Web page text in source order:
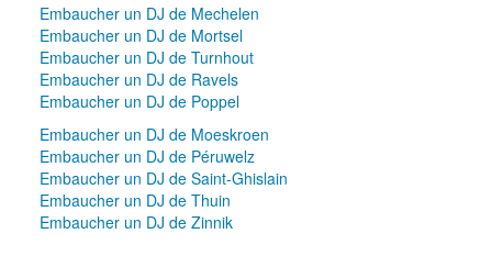
Embaucher un DJ de Mechelen
Embaucher un DJ de Mortsel
Embaucher un DJ de Turnhout
Embaucher un DJ de Ravels
Embaucher un DJ de Poppel
Embaucher un DJ de Moeskroen
Embaucher un DJ de Péruwelz
Embaucher un DJ de Saint-Ghislain
Embaucher un DJ de Thuin
Embaucher un DJ de Zinnik